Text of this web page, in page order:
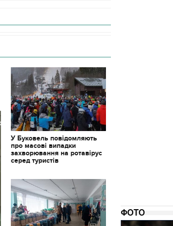
У Буковель повідомляють
про масові випадки
захворювання на ротавірус
серед туристів
ФОТО